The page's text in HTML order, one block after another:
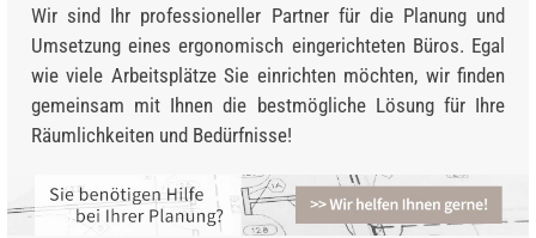
Wir sind Ihr professioneller Partner für die Planung und
Umsetzung eines ergonomisch eingerichteten Büros. Egal
wie viele Arbeitsplätze Sie einrichten möchten, wir finden
gemeinsam mit Ihnen die bestmögliche Lösung für Ihre
Räumlichkeiten und Bedürfnisse!